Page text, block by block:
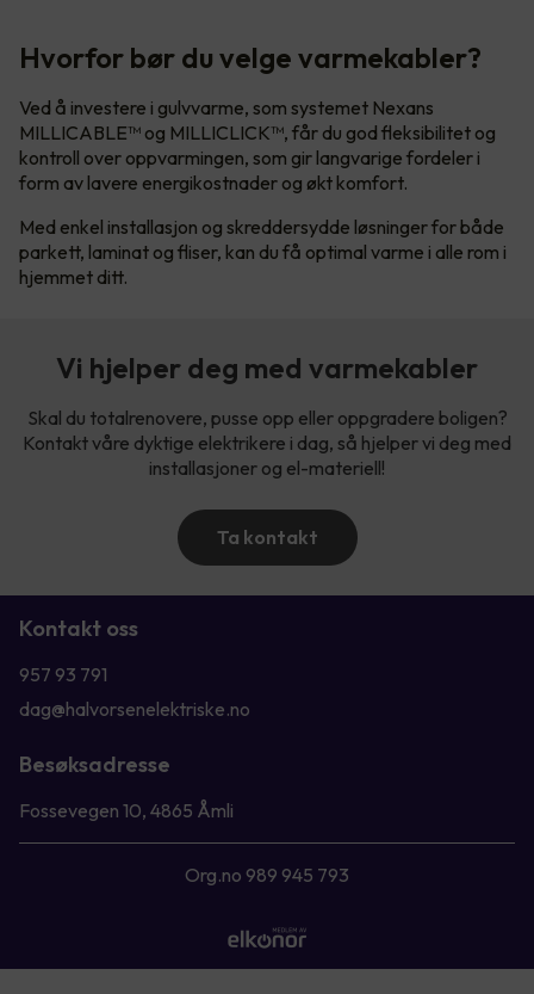
Hvorfor bør du velge varmekabler?
Ved å investere i gulvvarme, som systemet Nexans
MILLICABLE™ og MILLICLICK™, får du god fleksibilitet og
kontroll over oppvarmingen, som gir langvarige fordeler i
form av lavere energikostnader og økt komfort.
Med enkel installasjon og skreddersydde løsninger for både
parkett, laminat og fliser, kan du få optimal varme i alle rom i
hjemmet ditt.
Vi hjelper deg med varmekabler
Skal du totalrenovere, pusse opp eller oppgradere boligen?
Kontakt våre dyktige elektrikere i dag, så hjelper vi deg med
installasjoner og el-materiell!
Ta kontakt
Kontakt oss
957 93 791
dag@halvorsenelektriske.no
Besøksadresse
Fossevegen 10, 4865 Åmli
Org.no 989 945 793